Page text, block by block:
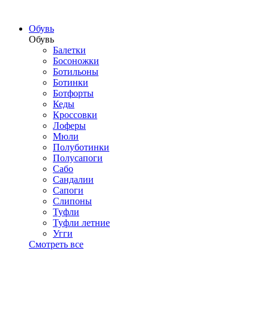
Обувь
Обувь
Балетки
Босоножки
Ботильоны
Ботинки
Ботфорты
Кеды
Кроссовки
Лоферы
Мюли
Полуботинки
Полусапоги
Сабо
Сандалии
Сапоги
Слипоны
Туфли
Туфли летние
Угги
Смотреть все